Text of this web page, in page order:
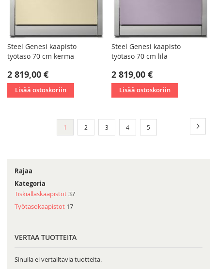
Steel Genesi kaapisto
työtaso 70 cm kerma
2 819,00 €
Lisää ostoskoriin
Steel Genesi kaapisto
työtaso 70 cm lila
2 819,00 €
Lisää ostoskoriin
Sivu
You're
currently
1 Sivu
2 Sivu
3 Sivu
4 Sivu
5
Rajaa
Kategoria
Tiskiallaskaapistot37
Työtasokaapistot 17
VERTAA TUOTTEITA
Sinulla ei vertailtavia tuotteita.